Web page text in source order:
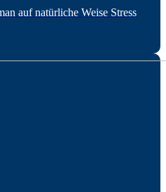
auf natürliche Weise Stress